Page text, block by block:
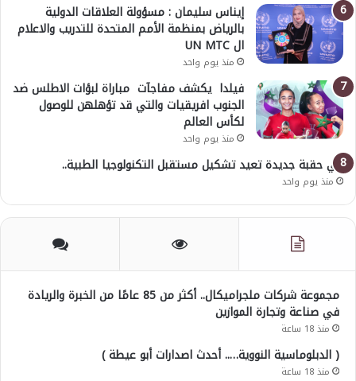
إيناس سليمان : مسؤولة العلاقات الدولية
بالرياض بمنظمة الأمم المتحدة للتدريب والاعلام
ال UN MTC
منذ يوم واحد
فيلدا يكشف مفاجآت مباراة لبؤات الاطلس ضد
الجنوب افريقيات والتي قد تؤهلهن للوصول
لكأس العالم
منذ يوم واحد
في حقبة جديدة تعيد تشكيل مستقبل التكنولوجيا الطبية..
منذ يوم واحد
مجموعة شركات ملجراميكال.. أكثر من 85 عامًا من الخبرة والريادة
في صناعة وتجارة الموازين
منذ 18 ساعة
( الدبلوماسية النووية….. أحدث اصدارات أبو عيطة )
منذ 18 ساعة